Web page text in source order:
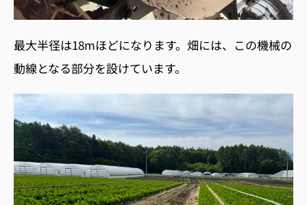
最大半径は18mほどになります。畑には、この機械の
動線となる部分を設けています。